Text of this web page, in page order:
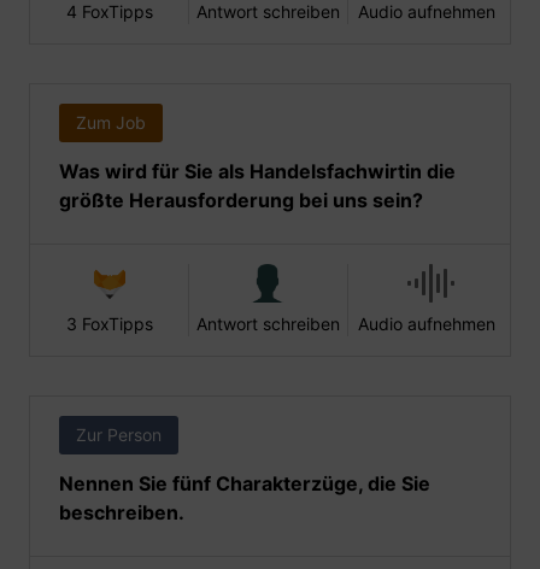
4 FoxTipps Antwort schreiben Audio aufnehmen
Zum Job
Was wird für Sie als Handelsfachwirtin die
größte Herausforderung bei uns sein?
3 FoxTipps Antwort schreiben Audio aufnehmen
Zur Person
Nennen Sie fünf Charakterzüge, die Sie
beschreiben.